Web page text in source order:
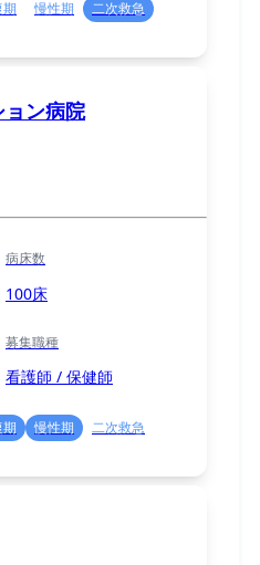
慢性期
二次救急
ン病院
病床数
100床
募集職種
看護師 / 保健師
慢性期
二次救急